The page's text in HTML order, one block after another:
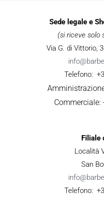
Sede legale e
(si riceve solo
Via G. di Vittorio,
Telefono:
Commerciale:
Filiale
Località
San
Telefono: